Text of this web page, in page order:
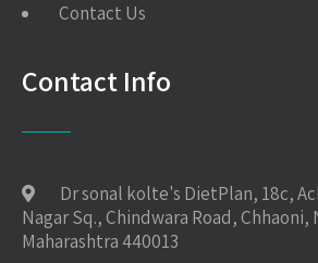
Contact Us
Contact Info
Dr sonal kolte's DietPlan, 18c,
Nagar Sq., Chindwara Road, Chhaoni,
Maharashtra 440013